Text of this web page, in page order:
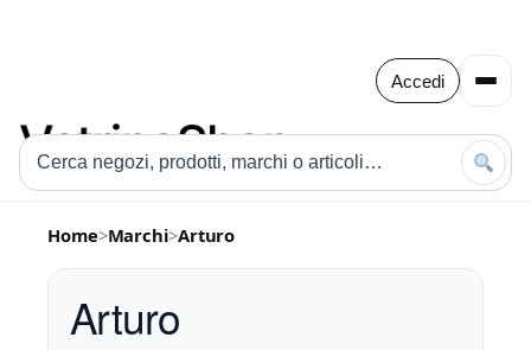
Accedi
Home>Marchi>Arturo
Arturo